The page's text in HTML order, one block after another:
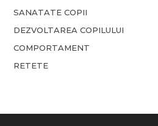
SANATATE COPII
DEZVOLTAREA COPILULUI
COMPORTAMENT
RETETE